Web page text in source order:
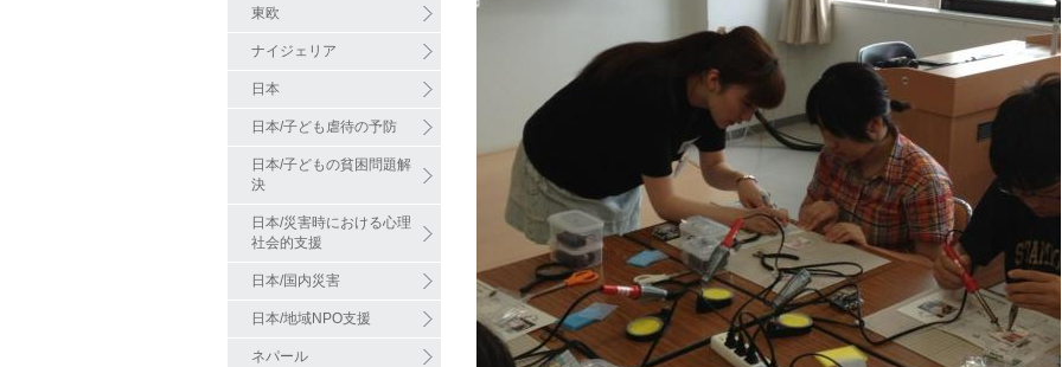
東欧
ナイジェリア
日本
日本/子ども虐待の予防
日本/子どもの貧困問題解
決
日本/災害時における心理
社会的支援
日本/国内災害
日本/地域NPO支援
ネパール